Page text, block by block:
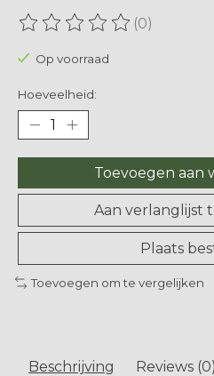
De beoordeling van dit
(0)
Op voorraad
Hoeveelheid:
Toevoegen aan
Aan verlanglijst
Plaats
Toevoegen om te vergelijken
Beschrijving Reviews (0)